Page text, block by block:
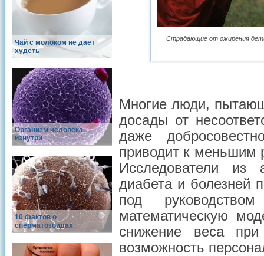
Чай с молоком не даёт
худеть
Организм человека
изнутри
10 фактов о
сперматозоидах
Страдающие от ожирения
Многие люди,
досады от
даже
приводит к меньшим
Исследователи из
диабета и болезней
под
математическую
снижение веса
возможность